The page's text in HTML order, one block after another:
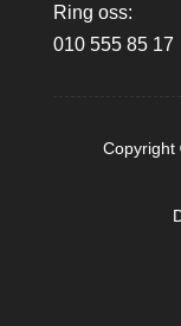
Ring oss:
010 555 85 17
Copyright